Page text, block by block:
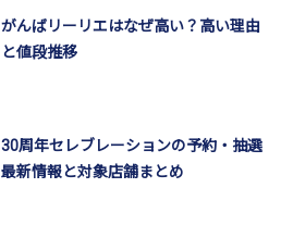
がんばリーリエはなぜ高い？高い理由
と値段推移
30周年セレブレーションの予約・抽選
最新情報と対象店舗まとめ